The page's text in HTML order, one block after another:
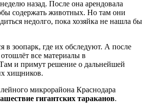
назад. После она арендовала
содержать животных. Но там они
недолго, пока хозяйка не нашла бы
в зоопарк, где их обследуют. А после
все материалы в
и примут решение о дальнейшей
хищников.
микрорайона Краснодара
гигантских тараканов.